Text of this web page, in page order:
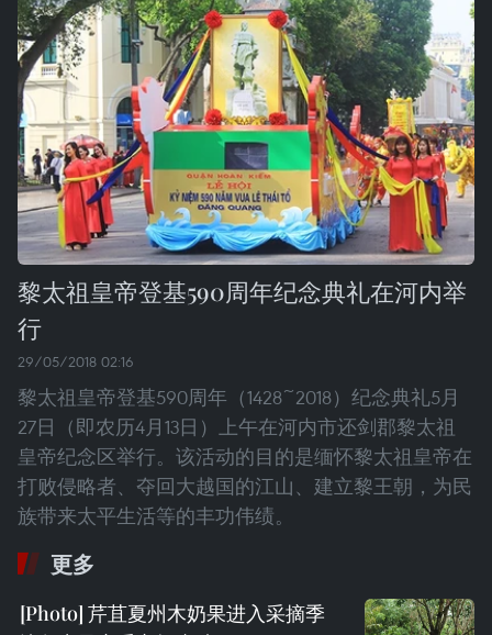
黎太祖皇帝登基590周年纪念典礼在河内举
行
29/05/2018 02:16
黎太祖皇帝登基590周年（1428~2018）纪念典礼5月
27日（即农历4月13日）上午在河内市还剑郡黎太祖
皇帝纪念区举行。该活动的目的是缅怀黎太祖皇帝在
打败侵略者、夺回大越国的江山、建立黎王朝，为民
族带来太平生活等的丰功伟绩。
更多
芹苴夏州木奶果进入采摘季